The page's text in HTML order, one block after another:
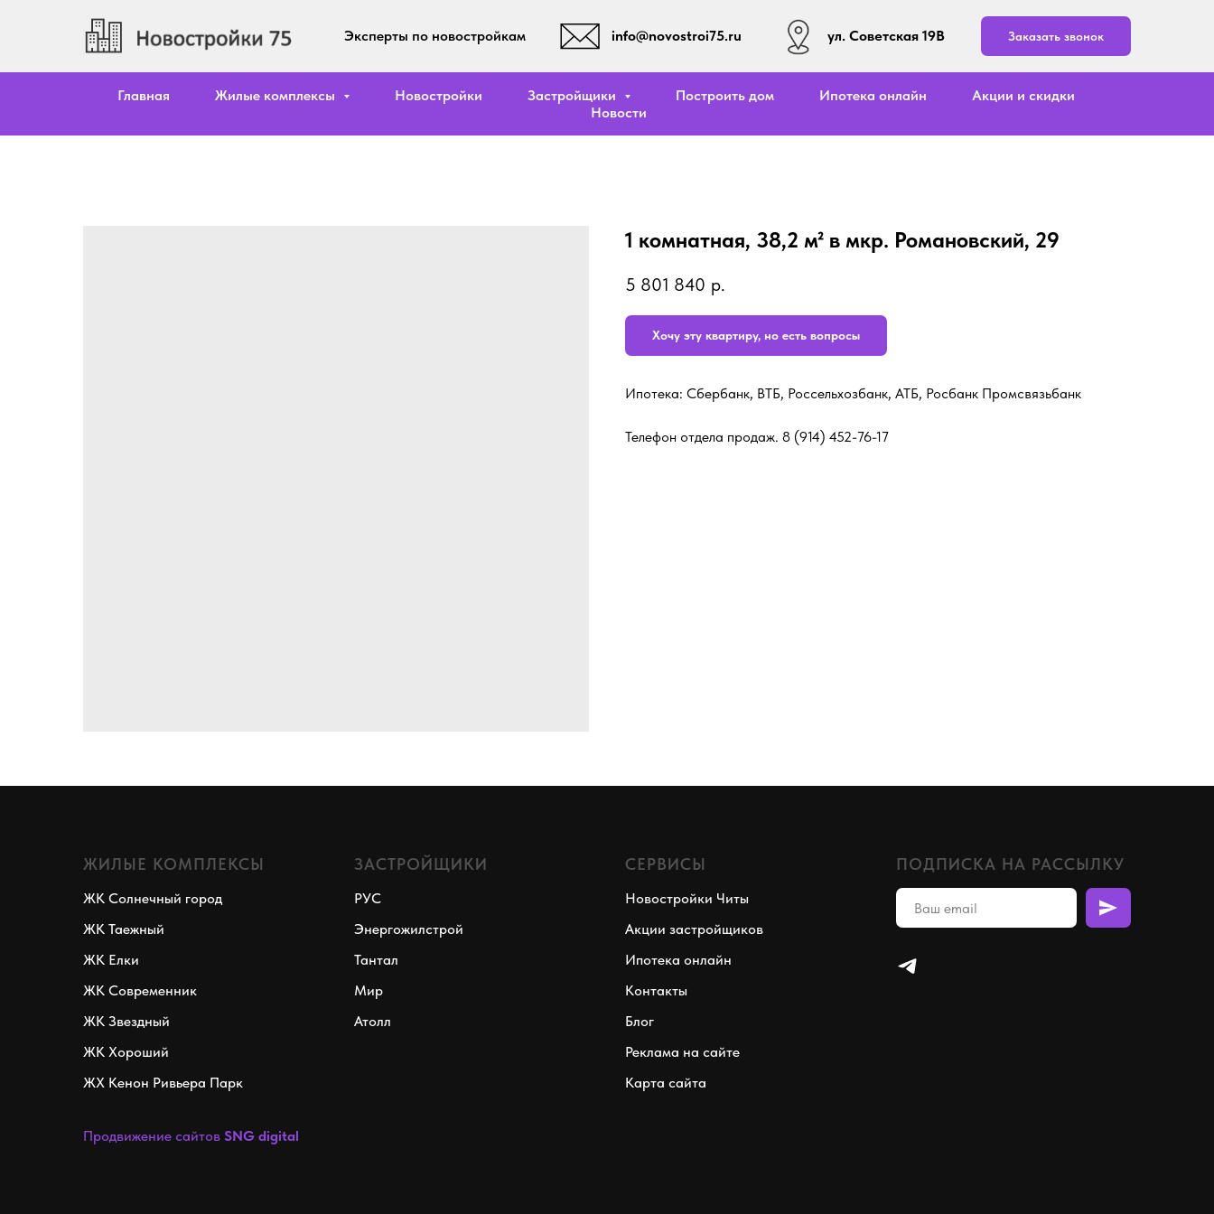
Эксперты по новостройкам info@novostroi75.ru ул. Советская 19В Заказать звонок
Главная Жилые комплексы Новостройки Застройщики Построить дом Ипотека онлайн
Акции и скидки
Новости
1 комнатная, 38,2 м² в мкр. Романовский, 29
5 801 840 р.
Хочу эту квартиру, но есть вопросы
Ипотека: Сбербанк, ВТБ, Россельхозбанк, АТБ, Росбанк Промсвязьбанк
Телефон отдела продаж. 8 (914) 452-76-17
ЖИЛЫЕ КОМПЛЕКСЫ
ЖК Солнечный город
ЖК Таежный
ЖК Елки
ЖК Современник
ЖК Звездный
ЖК Хороший
ЖХ Кенон Ривьера Парк
ЗАСТРОЙЩИКИ
РУС
Энергожилстрой
Тантал
Мир
Атолл
СЕРВИСЫ
Новостройки Читы
Акции застройщиков
Ипотека онлайн
Контакты
Блог
Реклама на сайте
Карта сайта
ПОДПИСКА НА РАССЫЛКУ
Продвижение сайтов SNG digital